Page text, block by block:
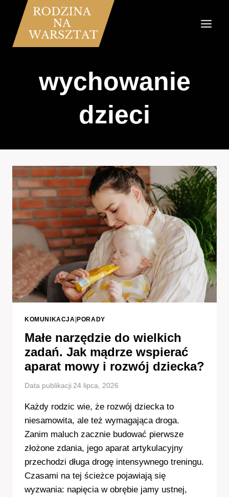
Przejdź
treści
wychowanie
dzieci
KOMUNIKACJA |PORADY
Małe narzędzie do wielkich
zadań. Jak mądrze wspierać
aparat mowy i rozwój dziecka?
Data publikacji 24 lipca, 2026
Każdy rodzic wie, że rozwój dziecka to
niesamowita, ale też wymagająca droga.
Zanim maluch zacznie budować pierwsze
złożone zdania, jego aparat artykulacyjny
przechodzi długa drogę intensywnego treningu.
Czasami na tej ścieżce pojawiają się
wyzwania: napięcia w obrębie jamy ustnej,